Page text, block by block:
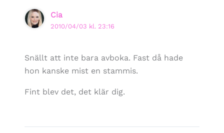
Cia
2010/04/03 kl. 23:16
Snällt att inte bara avboka. Fast då hade
hon kanske mist en stammis.
Fint blev det, det klär dig.